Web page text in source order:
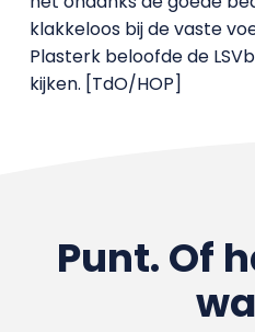
klakkeloos bij de vaste
Plasterk beloofde de
kijken. [TdO/HOP]
Punt. Of